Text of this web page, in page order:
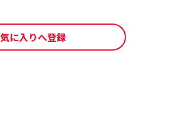
に入りへ登録